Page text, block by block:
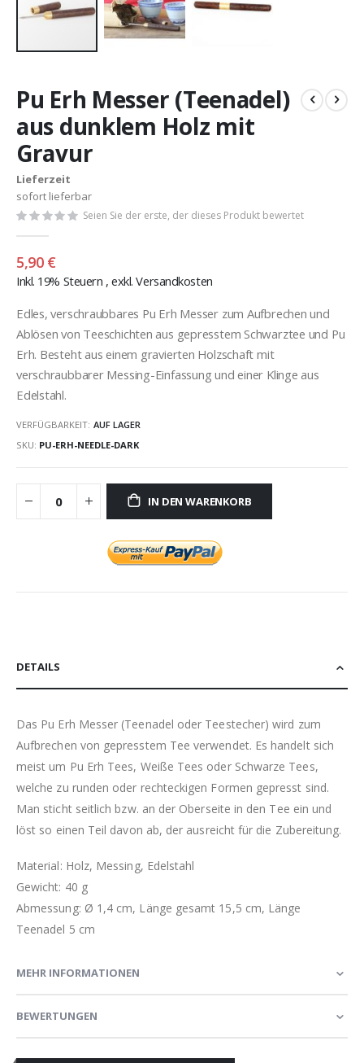
der
Bildergalerie
springen
Pu Erh Messer (Teenadel)
aus dunklem Holz mit
Gravur
Lieferzeit
sofort lieferbar
Seien Sie der erste, der dieses Produkt bewertet
5,90 €
Inkl. 19% Steuern ,exkl.Versandkosten
Edles, verschraubbares Pu Erh Messer zum Aufbrechen und
Ablösen von Teeschichten aus gepresstem Schwarztee und Pu
Erh. Besteht aus einem gravierten Holzschaft mit
verschraubbarer Messing-Einfassung und einer Klinge aus
Edelstahl.
VERFÜGBARKEIT: AUF LAGER
SKU PU-ERH-NEEDLE-DARK
IN DEN WARENKORB
DETAILS
Das Pu Erh Messer (Teenadel oder Teestecher) wird zum
Aufbrechen von gepresstem Tee verwendet. Es handelt sich
meist um Pu Erh Tees, Weiße Tees oder Schwarze Tees,
welche zu runden oder rechteckigen Formen gepresst sind.
Man sticht seitlich bzw. an der Oberseite in den Tee ein und
löst so einen Teil davon ab, der ausreicht für die Zubereitung.
Material: Holz, Messing, Edelstahl
Gewicht: 40 g
Abmessung: Ø 1,4 cm, Länge gesamt 15,5 cm, Länge
Teenadel 5 cm
MEHR INFORMATIONEN
BEWERTUNGEN